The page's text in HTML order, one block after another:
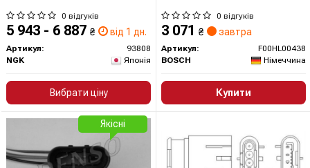
0 відгуків
5 943 - 6 887 ₴ від 1 дн.
Артикул:
93808
NGK
Японія
Вибрати ціну
0 відгуків
3 071 ₴ завтра
Артикул:
F00HL00438
BOSCH
Німеччина
Купити
Якісні